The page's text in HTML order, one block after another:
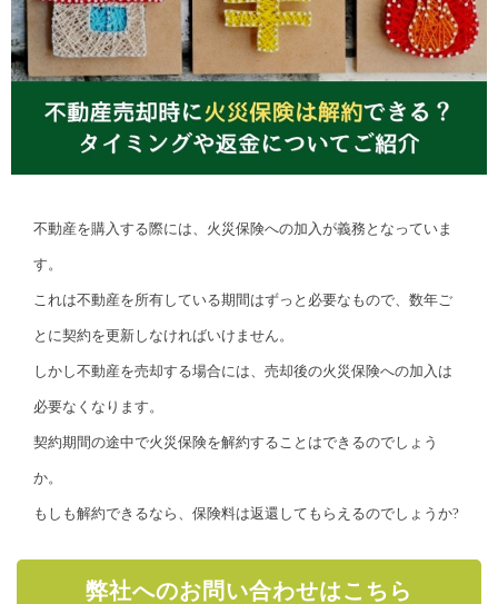
不動産を購入する際には、火災保険への加入が義務となっていま
す。
これは不動産を所有している期間はずっと必要なもので、数年ご
とに契約を更新しなければいけません。
しかし不動産を売却する場合には、売却後の火災保険への加入は
必要なくなります。
契約期間の途中で火災保険を解約することはできるのでしょう
か。
もしも解約できるなら、保険料は返還してもらえるのでしょうか?
弊社へのお問い合わせはこちら